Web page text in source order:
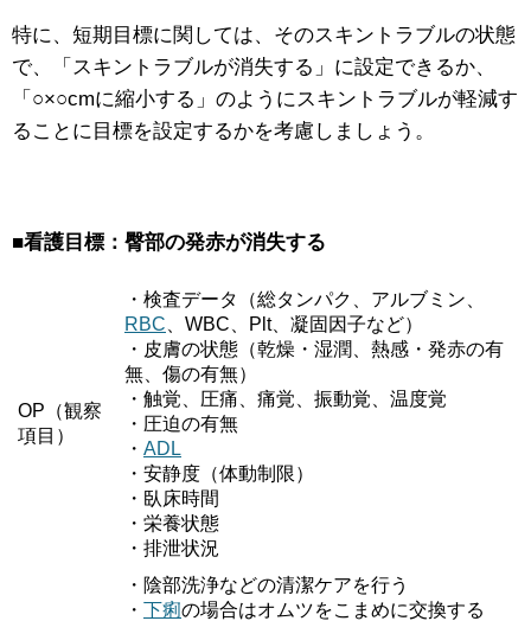
特に、短期目標に関しては、そのスキントラブルの状態
で、「スキントラブルが消失する」に設定できるか、
「○×○cmに縮小する」のようにスキントラブルが軽減す
ることに目標を設定するかを考慮しましょう。
■看護目標：臀部の発赤が消失する
OP（観察
項目）
・検査データ（総タンパク、アルブミン、
RBC 、WBC、Plt、凝固因子など）
・皮膚の状態（乾燥・湿潤、熱感・発赤の有
無、傷の有無）
・触覚、圧痛、痛覚、振動覚、温度覚
・圧迫の有無
・ ADL
・安静度（体動制限）
・臥床時間
・栄養状態
・排泄状況
・陰部洗浄などの清潔ケアを行う
・ 下痢の場合はオムツをこまめに交換する